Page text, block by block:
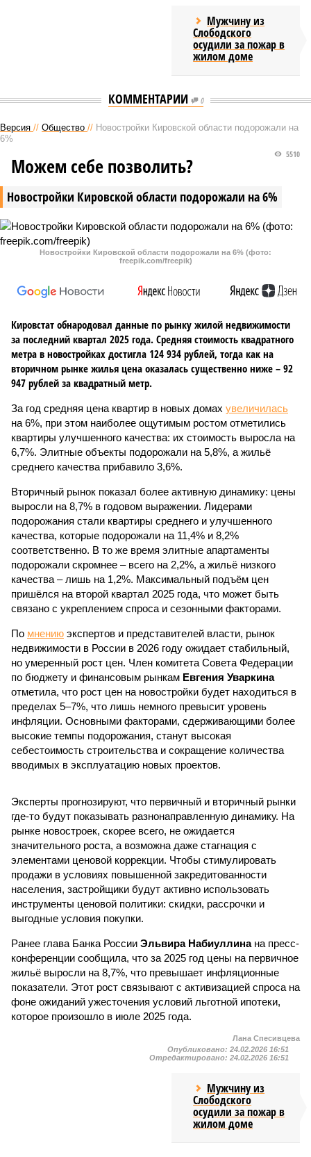
Мужчину из
Слободского
осудили за пожар в
жилом доме
КОММЕНТАРИИ 0
Версия // Общество // Новостройки Кировской области подорожали на
6%
Новостройки Кировской области подорожали на 6%
5510
Можем себе позволить?
Новостройки Кировской области подорожали на 6% (фото:
freepik.com/freepik)
Кировстат обнародовал данные по рынку жилой недвижимости
за последний квартал 2025 года. Средняя стоимость квадратного
метра в новостройках достигла 124 934 рублей, тогда как на
вторичном рынке жилья цена оказалась существенно ниже – 92
947 рублей за квадратный метр.
За год средняя цена квартир в новых домах увеличилась
на 6%, при этом наиболее ощутимым ростом отметились
квартиры улучшенного качества: их стоимость выросла на
6,7%. Элитные объекты подорожали на 5,8%, а жильё
среднего качества прибавило 3,6%.
Вторичный рынок показал более активную динамику: цены
выросли на 8,7% в годовом выражении. Лидерами
подорожания стали квартиры среднего и улучшенного
качества, которые подорожали на 11,4% и 8,2%
соответственно. В то же время элитные апартаменты
подорожали скромнее – всего на 2,2%, а жильё низкого
качества – лишь на 1,2%. Максимальный подъём цен
пришёлся на второй квартал 2025 года, что может быть
связано с укреплением спроса и сезонными факторами.
По мнению экспертов и представителей власти, рынок
недвижимости в России в 2026 году ожидает стабильный,
но умеренный рост цен. Член комитета Совета Федерации
по бюджету и финансовым рынкам Евгения Уваркина
отметила, что рост цен на новостройки будет находиться в
пределах 5–7%, что лишь немного превысит уровень
инфляции. Основными факторами, сдерживающими более
высокие темпы подорожания, станут высокая
себестоимость строительства и сокращение количества
вводимых в эксплуатацию новых проектов.
Эксперты прогнозируют, что первичный и вторичный рынки
где-то будут показывать разнонаправленную динамику. На
рынке новостроек, скорее всего, не ожидается
значительного роста, а возможна даже стагнация с
элементами ценовой коррекции. Чтобы стимулировать
продажи в условиях повышенной закредитованности
населения, застройщики будут активно использовать
инструменты ценовой политики: скидки, рассрочки и
выгодные условия покупки.
Ранее глава Банка России Эльвира Набиуллинана пресс-
конференции сообщила, что за 2025 год цены на первичное
жильё выросли на 8,7%, что превышает инфляционные
показатели. Этот рост связывают с активизацией спроса на
фоне ожиданий ужесточения условий льготной ипотеки,
которое произошло в июле 2025 года.
Лана Спесивцева
Опубликовано: 24.02.2026 16:51
Отредактировано: 24.02.2026 16:51
Мужчину из
Слободского
осудили за пожар в
жилом доме